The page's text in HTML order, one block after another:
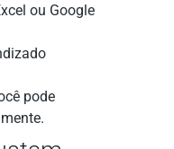
ou Google
pode